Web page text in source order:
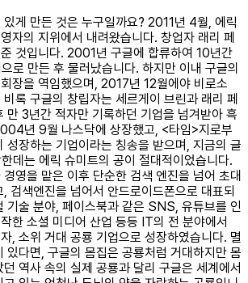
있게 만든 것은 누구일까요? 2011년 4월, 에릭
자의 지위에서 내려왔습니다. 창업자 래리 페
것입니다. 2001년 구글에 합류하여 10년간
로 만든 후 물러났습니다. 하지만 이내 구글의
장을 역임했으며, 2017년 12월에야 비로소
록 구글의 창립자는 세르게이 브린과 래리 페
만 3년간 적자만 기록하던 기업을 넘겨받아 흑
년 9월 나스닥에 상장했고, <타임>지로부
성장하는 기업이라는 칭송을 받으며, 지금의 글
데는 에릭 슈미트의 공이 절대적이었습니다.
영을 맡은 이후 단순한 검색 엔진을 넘어 초대
검색엔진을 넘어서 안드로이드폰으로 대표되
기술 분야, 페이스북과 같은 SNS, 유튜브를 인
한 소셜 미디어 산업 등등 IT의 전 분야에서
, 소위 거대 공룡 기업으로 성장하였습니다. 멸
있다면, 구글의 몸집은 공룡처럼 거대하지만 몸
역사 속의 실제 공룡과 달리 구글은 세계에서